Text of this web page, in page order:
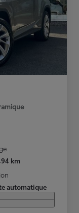
km
automatique